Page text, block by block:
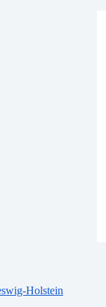
Holstein